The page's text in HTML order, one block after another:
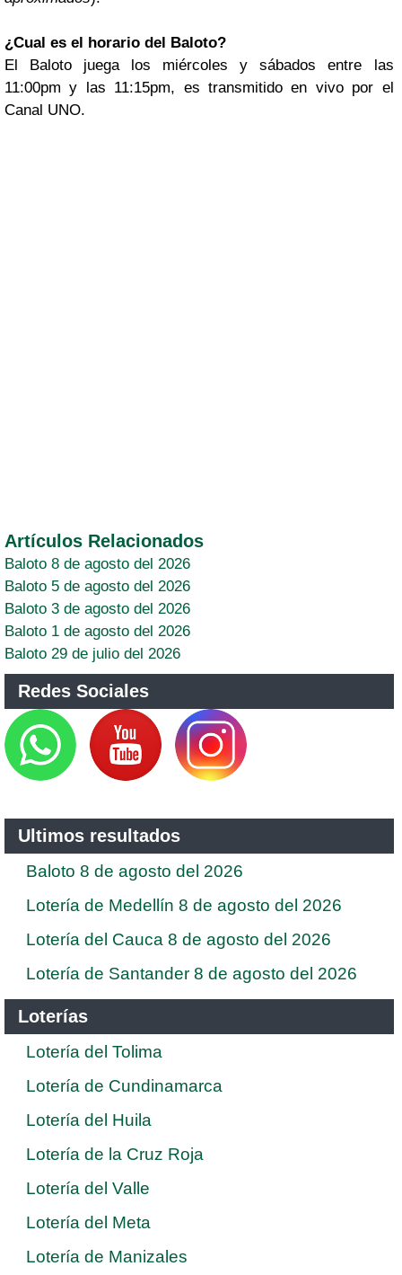
¿Cual es el horario del Baloto?
El Baloto juega los miércoles y sábados entre las
11:00pm y las 11:15pm, es transmitido en vivo por el
Canal UNO.
Artículos Relacionados
Baloto 8 de agosto del 2026
Baloto 5 de agosto del 2026
Baloto 3 de agosto del 2026
Baloto 1 de agosto del 2026
Baloto 29 de julio del 2026
Redes Sociales
Ultimos resultados
Baloto 8 de agosto del 2026
Lotería de Medellín 8 de agosto del 2026
Lotería del Cauca 8 de agosto del 2026
Lotería de Santander 8 de agosto del 2026
Loterías
Lotería del Tolima
Lotería de Cundinamarca
Lotería del Huila
Lotería de la Cruz Roja
Lotería del Valle
Lotería del Meta
Lotería de Manizales